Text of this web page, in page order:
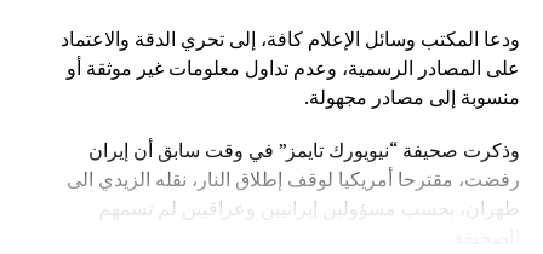
ودعا المكتب وسائل الإعلام كافة، إلى تحري الدقة والاعتماد
على المصادر الرسمية، وعدم تداول معلومات غير موثقة أو
منسوبة إلى مصادر مجهولة.
وذكرت صحيفة “نيويورك تايمز” في وقت سابق أن إيران
رفضت، مقترحا أمريكيا لوقف إطلاق النار، نقله الزيدي الى
طهران، بحسب مسؤولين إيرانيين وعراقيين لم تسمهم